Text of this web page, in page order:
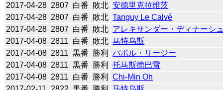
2017-04-28 2807 白番 敗北 安德里克拉维茨
2017-04-28 2807 白番 敗北 Tanguy Le Calvé
2017-04-28 2807 白番 敗北 アレキサンダー・ディナーシ
2017-04-08 2811 白番 敗北 马特乌斯
2017-04-08 2811 黒番 勝利
パボル・リージー
2017-04-08 2811 黒番 勝利
托马斯德巴雷
2017-04-08 2811 白番 勝利
Chi-Min Oh